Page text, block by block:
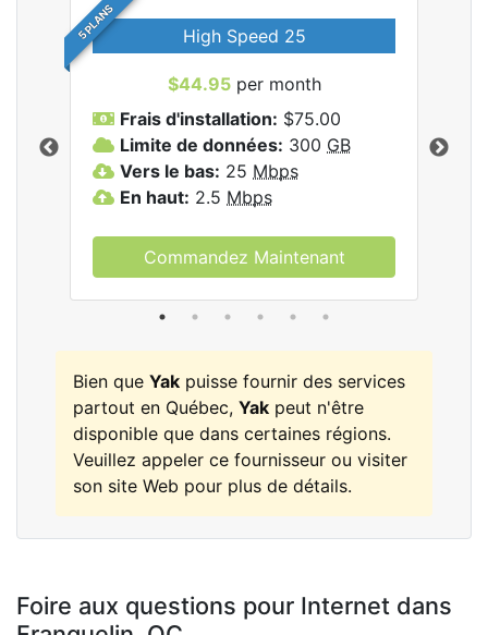
5 PLANS High Speed 25
$44.95per month
Frais d'installation: $75.00
Limite de données: 300 GB
Vers le bas: 25 Mbps
En haut: 2.5 Mbps
Commandez Maintenant
Bien que Yak puisse fournir des services
partout en Québec, Yak peut n'être
disponible que dans certaines régions.
Veuillez appeler ce fournisseur ou visiter
son site Web pour plus de détails.
Foire aux questions pour Internet dans